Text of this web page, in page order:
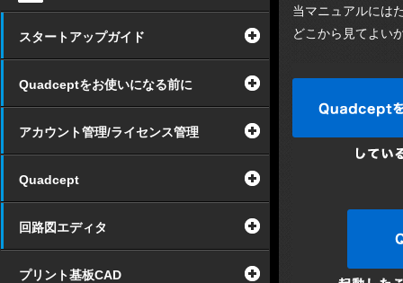
スタートアップガイド
Quadceptをお使いになる前に
アカウント管理/ライセンス管理
Quadcept
回路図エディタ
プリント基板CAD
当マニュアルには
どこから見てよい